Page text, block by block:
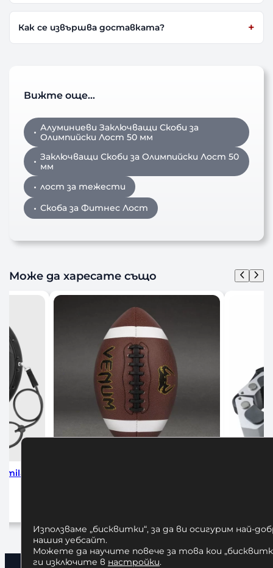
Как се извършва доставката?
Вижте още…
Алуминиеви Заключващи Скоби за
Олимпийски Лост 50 мм
Заключващи Скоби за Олимпийски Лост 50
мм
лост за тежести
Скоба за Фитнес Лост
Може да харесате също
Използваме „бисквитки“, за да ви осигурим най-
нашия уебсайт.
Можете да научите повече за това кои
ги изключите в настройки.